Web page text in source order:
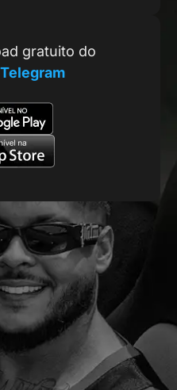
gratuito do
Telegram